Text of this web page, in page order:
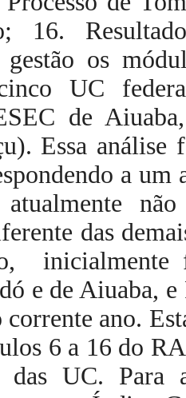
16.
gestão os
UC
de
Essa análise
a
atualmente
das
inicialmente
e de Aiuaba,
ano.
6 a 16 do
das UC. Para